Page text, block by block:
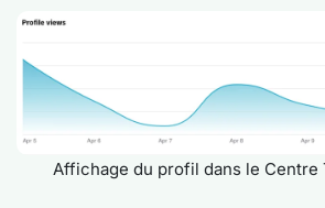
Affichage du profil dans le Centre